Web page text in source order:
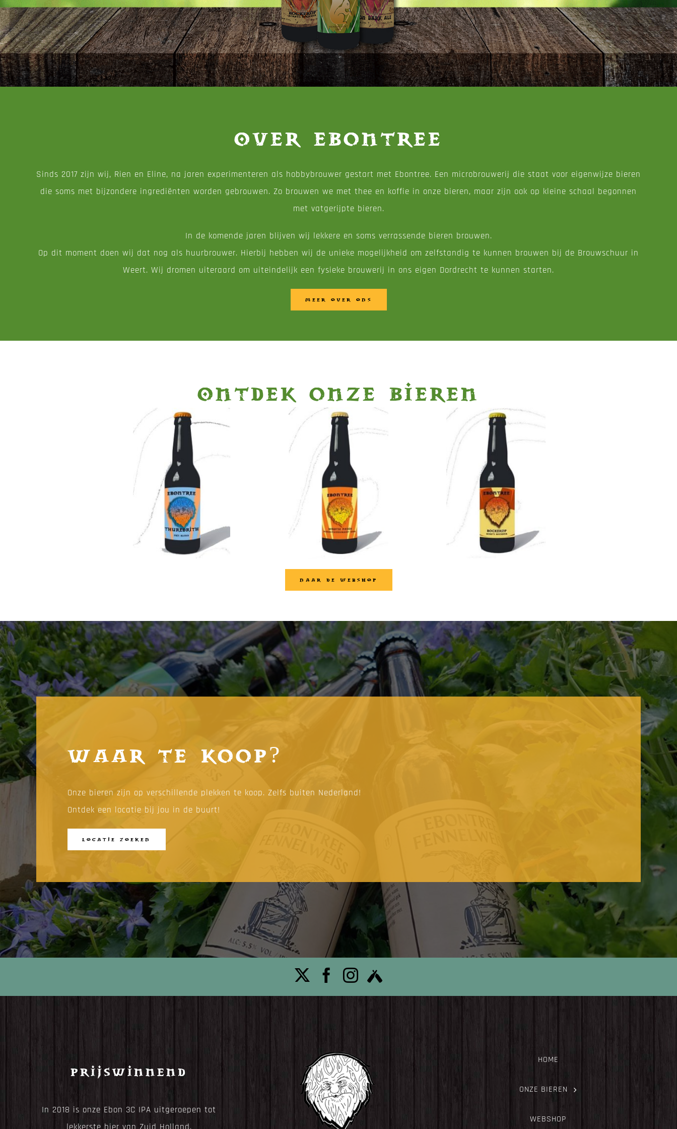
Over Ebontree
Sinds 2017 zijn wij, Rien en Eline, na jaren experimenteren als hobbybrouwer gestart met Ebontree. Een microbrouwerij die staat voor eigenwijze bieren
die soms met bijzondere ingrediënten worden gebrouwen. Zo brouwen we met thee en koffie in onze bieren, maar zijn ook op kleine schaal begonnen
met vatgerijpte bieren.
In de komende jaren blijven wij lekkere en soms verrassende bieren brouwen.
Op dit moment doen wij dat nog als huurbrouwer. Hierbij hebben wij de unieke mogelijkheid om zelfstandig te kunnen brouwen bij de Brouwschuur in
Weert. Wij dromen uiteraard om uiteindelijk een fysieke brouwerij in ons eigen Dordrecht te kunnen starten.
MEER OVER ONS
Ontdek onze bieren
NAAR DE WEBSHOP
Waar te koop?
Onze bieren zijn op verschillende plekken te koop. Zelfs buiten Nederland!
Ontdek een locatie bij jou in de buurt!
LOCATIE ZOEKEN
Prijswinnend
In 2018 is onze Ebon 3C IPA uitgeroepen tot
HOME
ONZE BIEREN
WEBSHOP